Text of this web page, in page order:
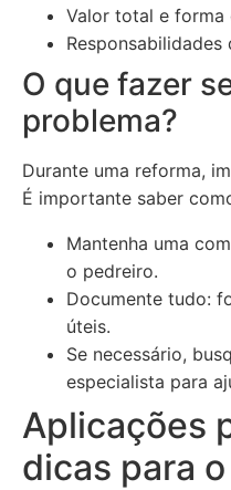
Valor total e forma
O que fazer
problema?
Durante uma reforma,
É importante saber
Mantenha uma
o pedreiro.
Documente tudo:
úteis.
Se necessário,
especialista para
Aplicações
dicas para